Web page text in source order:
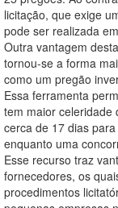
licitação, que exige
pode ser realizada
Outra vantagem
tornou-se a forma
como um pregão
Essa ferramenta
tem maior celeridade
cerca de 17 dias
enquanto uma
Esse recurso traz
fornecedores, os
procedimentos